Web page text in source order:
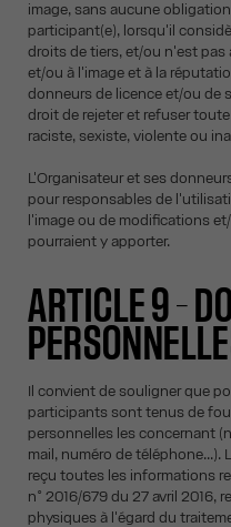
image, sans aucune
participant(e), lorsqu'il
droits de tiers, et/ou n'est pas
et/ou à l'image et à la
donneurs de licence et/ou de
droit de rejeter et refuser
raciste, sexiste, violente ou
L'Organisateur et ses
pour responsables de
l'image ou de modifications
pourraient y apporter.
ARTICLE 9 –
Il convient de souligner que
participants sont tenus de
personnelles les concernant
mail, numéro de
reçu toutes les informations
n° 2016/679 du 27 avril 2016,
physiques à l'égard du